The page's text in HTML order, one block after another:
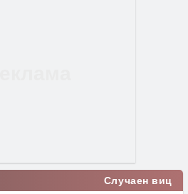
Случаен виц